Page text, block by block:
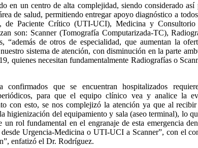
en un centro de alta complejidad, siendo considerado
de salud, permitiendo entregar apoyo diagnóstico a
de Paciente Crítico (UTI-UCI), Medicina y Consultorio
son: Scanner (Tomografía Computarizada-TC),
de otros de especialidad, que aumentan la
sistema de atención, con disminución en la parte
quienes necesitan fundamentalmente Radiografías o
confirmados que se encuentran hospitalizados
para que el equipo clínico vea y analice la
con esto, se nos complejizó la atención ya que al
higienización del equipamiento y sala (aseo terminal), lo
un rol fundamental en el engranaje de esta emergencia
Urgencia-Medicina o UTI-UCI a Scanner”, con el
enfatizó el Dr. Rodríguez.